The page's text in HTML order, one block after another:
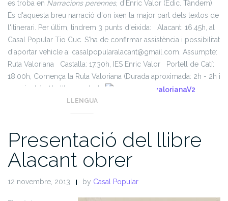
es troba en Narracions perennes, d'Enric Valor (Edic. Tàndem).
És d'aquesta breu narració d'on ixen la major part dels textos de
l'itinerari. Per últim, tindrem 3 punts d'eixida: Alacant: 16.45h, al
Casal Popular Tio Cuc. S'ha de confirmar assistència i possibilitat
d'aportar vehicle a: casalpopularalacant@gmail.com. Assumpte:
Ruta Valoriana Castalla: 17.30h, IES Enric Valor Portell de Catí:
18.00h, Comença la Ruta Valoriana (Durada aproximada: 2h - 2h i
30 minuts) No t'ho perdes!
LLENGUA
Presentació del llibre
Alacant obrer
12 novembre, 2013 by Casal Popular